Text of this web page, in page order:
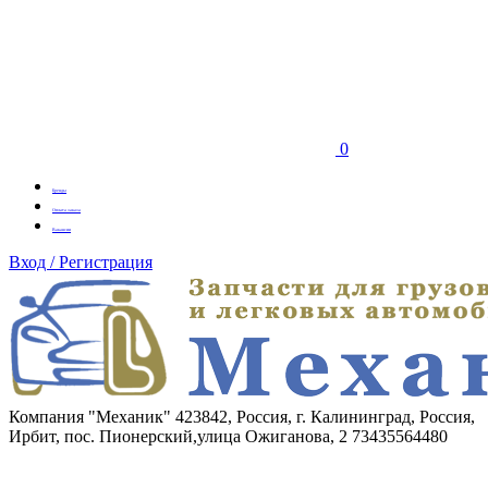
0
Бренды
Оплата заказа
Вакансии
Вход / Регистрация
Компания "Механик" 423842, Россия, г. Калининград, Россия,
Ирбит, пос. Пионерский,улица Ожиганова, 2 73435564480